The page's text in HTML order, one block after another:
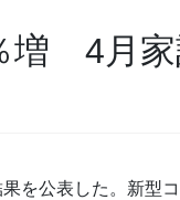
増 4月家
を公表した。新型